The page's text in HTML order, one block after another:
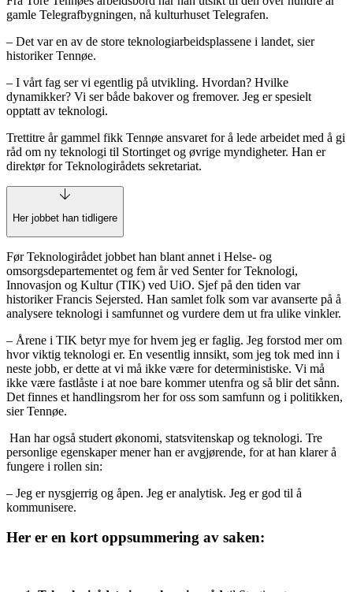
gamle Telegrafbygningen, nå kulturhuset Telegrafen.
– Det var en av de store teknologiarbeidsplassene i landet, sier
historiker Tennøe.
– I vårt fag ser vi egentlig på utvikling. Hvordan? Hvilke
dynamikker? Vi ser både bakover og fremover. Jeg er spesielt
opptatt av teknologi.
Trettitre år gammel fikk Tennøe ansvaret for å lede arbeidet med å gi
råd om ny teknologi til Stortinget og øvrige myndigheter. Han er
direktør for Teknologirådets sekretariat.
Her jobbet han tidligere
Før Teknologirådet jobbet han blant annet i Helse- og
omsorgsdepartementet og fem år ved Senter for Teknologi,
Innovasjon og Kultur (TIK) ved UiO. Sjef på den tiden var
historiker Francis Sejersted. Han samlet folk som var avanserte på å
analysere teknologi i samfunnet og vurdere dem ut fra ulike vinkler.
– Årene i TIK betyr mye for hvem jeg er faglig. Jeg forstod mer om
hvor viktig teknologi er. En vesentlig innsikt, som jeg tok med inn i
neste jobb, er dette at vi må ikke være for deterministiske. Vi må
ikke være fastlåste i at noe bare kommer utenfra og så blir det sånn.
Det finnes et handlingsrom her for oss som samfunn og i politikken,
sier Tennøe.
Han har også studert økonomi, statsvitenskap og teknologi. Tre
personlige egenskaper mener han er avgjørende, for at han klarer å
fungere i rollen sin:
– Jeg er nysgjerrig og åpen. Jeg er analytisk. Jeg er god til å
kommunisere.
Her er en kort oppsummering av saken: